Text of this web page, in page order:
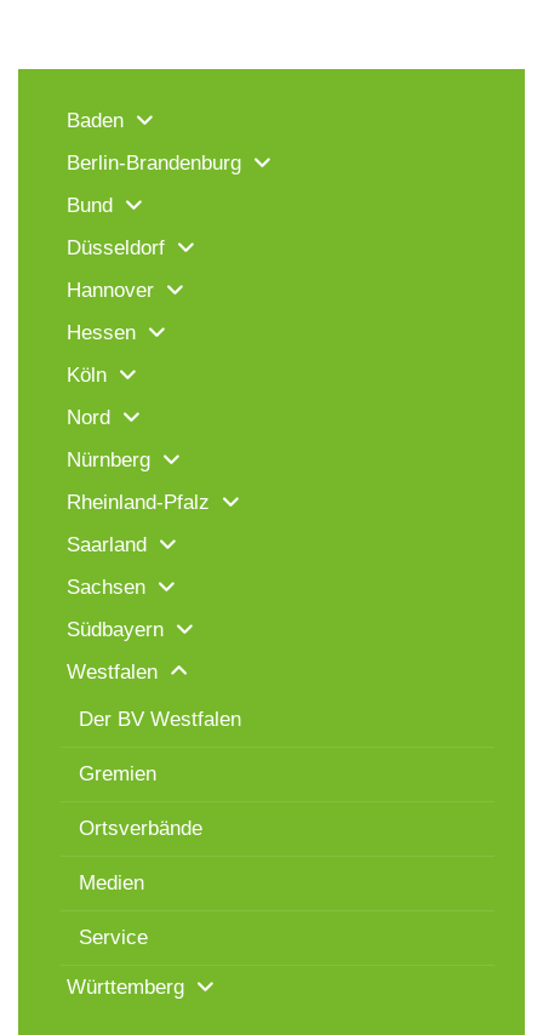
Baden
Berlin-Brandenburg
Bund
Düsseldorf
Hannover
Hessen
Köln
Nord
Nürnberg
Rheinland-Pfalz
Saarland
Sachsen
Südbayern
Westfalen
Der BV Westfalen
Gremien
Ortsverbände
Medien
Service
Württemberg